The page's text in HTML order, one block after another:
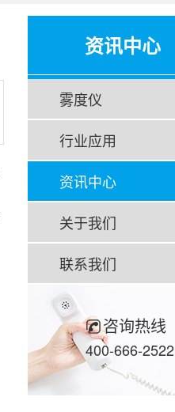
资讯中心
雾度仪
行业应用
资讯中心
关于我们
联系我们
咨询热线
400-666-2522